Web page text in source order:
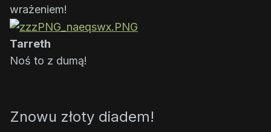
wrażeniem!
Tarreth
Noś to z dumą!
Znowu złoty diadem!